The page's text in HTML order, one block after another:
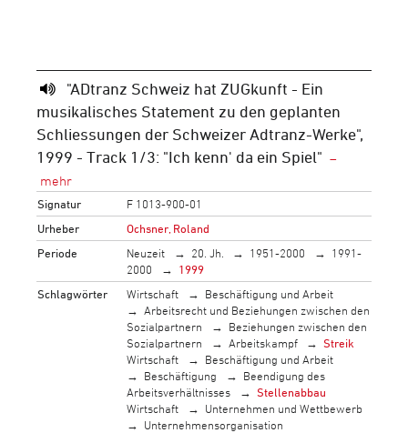
"ADtranz Schweiz hat ZUGkunft - Ein
musikalisches Statement zu den geplanten
Schliessungen der Schweizer Adtranz-Werke",
1999 - Track 1/3: "Ich kenn' da ein Spiel"
Signatur
F 1013-900-01
Urheber
Ochsner, Roland
Periode
Neuzeit 20. Jh. 1951-2000
1991-
2000
1999
Schlagwörter
Wirtschaft
Beschäftigung und Arbeit
Arbeitsrecht und Beziehungen zwischen den
Sozialpartnern
Beziehungen zwischen den
Sozialpartnern
Arbeitskampf
Streik
Wirtschaft
Beschäftigung und Arbeit
Beschäftigung
Beendigung des
Arbeitsverhältnisses
Stellenabbau
Wirtschaft
Unternehmen und Wettbewerb
Unternehmensorganisation